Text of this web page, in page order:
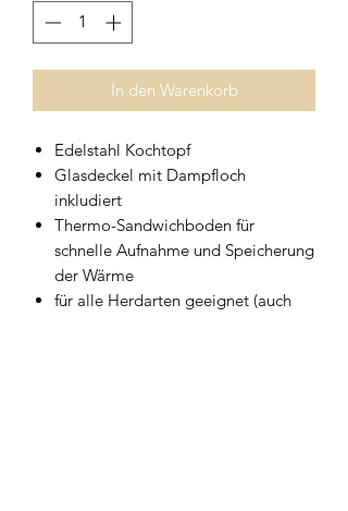
In den Warenkorb
Edelstahl Kochtopf
Glasdeckel mit Dampfloch
inkludiert
Thermo-Sandwichboden für
schnelle Aufnahme und Speicherung
der Wärme
für alle Herdarten geeignet (auch